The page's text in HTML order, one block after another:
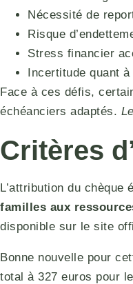
Nécessité de
Risque
Stress financier
Incertitude quant
Face à ces défis,
échéanciers adaptés.
Critères
L’attribution du
familles aux
disponible sur le site
Bonne nouvelle pour
total à 327 euros pour